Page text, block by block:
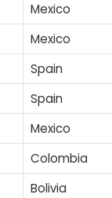
Mexico
Mexico
Spain
Spain
Mexico
Colombia
Bolivia